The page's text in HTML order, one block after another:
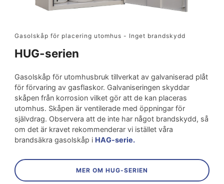
Gasolskåp för placering utomhus - Inget brandskydd
HUG-serien
Gasolskåp för utomhusbruk tillverkat av galvaniserad plåt
för förvaring av gasflaskor. Galvaniseringen skyddar
skåpen från korrosion vilket gör att de kan placeras
utomhus. Skåpen är ventilerade med öppningar för
självdrag. Observera att de inte har något brandskydd, så
om det är kravet rekommenderar vi istället våra
brandsäkra gasolskåp i HAG-serie.
MER OM HUG-SERIEN